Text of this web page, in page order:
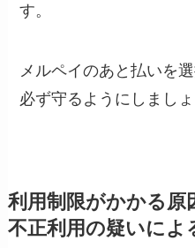
す。
メルペイのあと払いを
必ず守るようにしましょ
利用制限がかかる原
不正利用の疑いによ